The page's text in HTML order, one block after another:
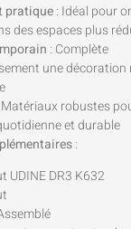
pratique: Idéal pour
des espaces plus
: Complète
une décoration
Matériaux robustes
et durable
:
UDINE DR3 K632